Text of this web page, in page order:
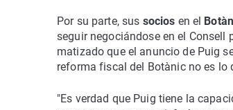
Por su parte, sus socios en el
seguir negociándose en el
matizado que el anuncio de Puig
reforma fiscal del Botànic no es lo
"Es verdad que Puig tiene la